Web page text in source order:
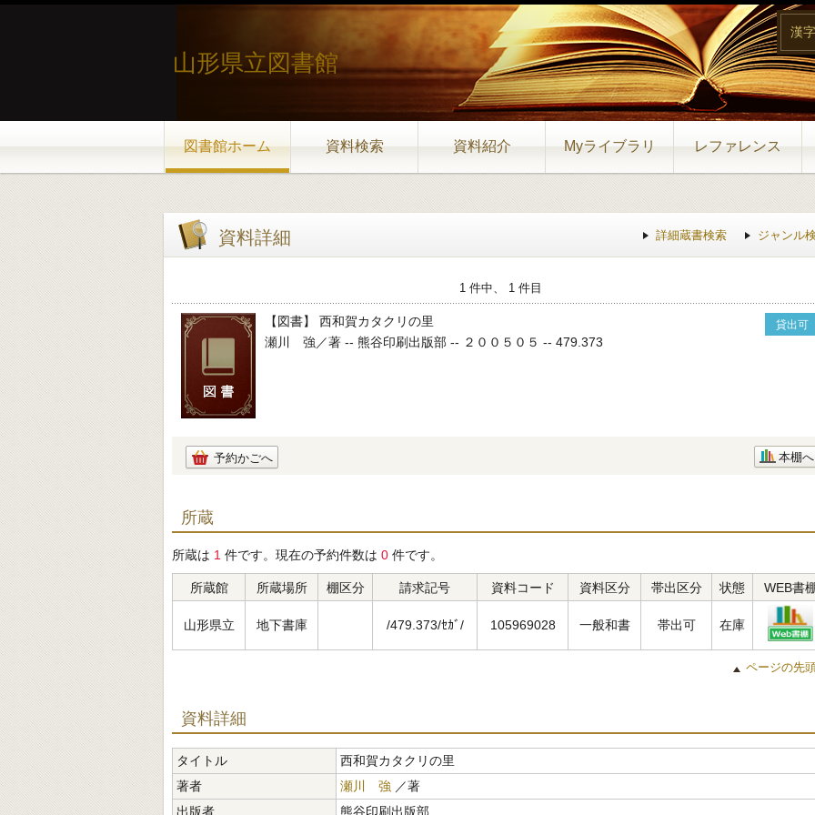
山形県立図書館
図書館ホーム 資料検索 資料紹介 Myライブラリ レファレンス
漢字
資料詳細 詳細蔵書検索 ジャンル
1 件中、 1 件目
【図書】 西和賀カタクリの里 貸出可
瀬川 強／著 -- 熊谷印刷出版部 -- ２００５０５ -- 479.373
予約かごへ 本棚へ
所蔵
所蔵は 1 件です。現在の予約件数は 0 件です。
所蔵館 所蔵場所 棚区分 請求記号 資料コード 資料区分 帯出区分 状態 WEB書
山形県立 地下書庫 /479.373/ｾｶﾞ/ 105969028 一般和書 帯出可 在庫
ページの先
資料詳細
タイトル
西和賀カタクリの里
著者
瀬川 強 ／著
出版者
熊谷印刷出版部